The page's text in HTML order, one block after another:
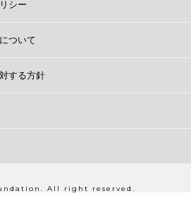
シー
ついて
する方針
All right reserved.